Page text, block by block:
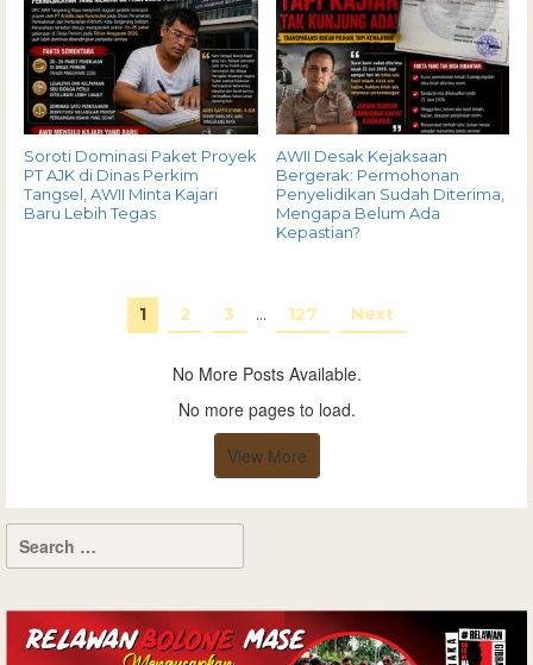
Soroti Dominasi Paket Proyek
PT AJK di Dinas Perkim
Tangsel, AWII Minta Kajari
Baru Lebih Tegas
AWII Desak Kejaksaan
Bergerak: Permohonan
Penyelidikan Sudah Diterima,
Mengapa Belum Ada
Kepastian?
1 2 3 … 127 Next
No More Posts Available.
No more pages to load.
View More